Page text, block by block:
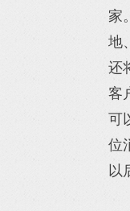
家
地
还
客
可
位
以